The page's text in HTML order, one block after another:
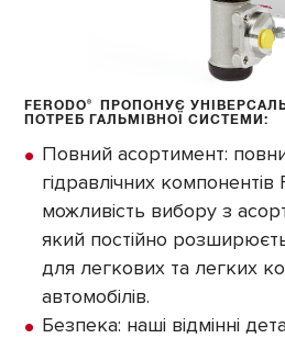
FERODO®
ПРОПОНУЄ
ПОТРЕБ ГАЛЬМІВНОЇ СИСТЕМИ:
Повний асортимент:
гідравлічних компонентів
можливість вибору з
який постійно
для легкових та легких
автомобілів.
Безпека: наші відмінні